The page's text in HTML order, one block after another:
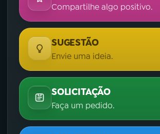
Compartilhe algo positivo.
SUGESTÃO
Envie uma ideia.
SOLICITAÇÃO
Faça um pedido.